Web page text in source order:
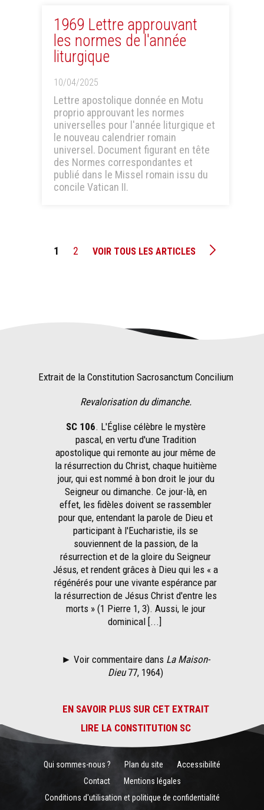
1969 Lettre approuvant
les normes de l'année
liturgique
10/04/2025
Lettre apostolique donnée en Motu
proprio approuvant les normes
universelles pour l'année liturgique et
le nouveau calendrier romain
universel. Document figurant en tête
des Normes correspondantes et
publié dans le Missel romain issu du
concile Vatican II.
1 2 VOIR TOUS LES ARTICLES
Extrait de la Constitution Sacrosanctum Concilium
Revalorisation du dimanche.
SC 106. L'Église célèbre le mystère
pascal, en vertu d'une Tradition
apostolique qui remonte au jour même de
la résurrection du Christ, chaque huitième
jour, qui est nommé à bon droit le jour du
Seigneur ou dimanche. Ce jour-là, en
effet, les fidèles doivent se rassembler
pour que, entendant la parole de Dieu et
participant à l'Eucharistie, ils se
souviennent de la passion, de la
résurrection et de la gloire du Seigneur
Jésus, et rendent grâces à Dieu qui les « a
régénérés pour une vivante espérance par
la résurrection de Jésus Christ d'entre les
morts » (1 Pierre 1, 3). Aussi, le jour
dominical [...]
► Voir commentaire dans La Maison-
Dieu77, 1964)
EN SAVOIR PLUS SUR CET EXTRAIT
LIRE LA CONSTITUTION SC
Qui sommes-nous ? Plan du site
Accessibilité
Contact
Mentions légales
Conditions d'utilisation et politique de confidentialité